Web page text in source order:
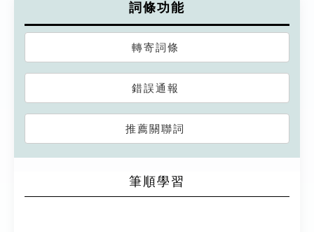
詞條功能
轉寄詞條
錯誤通報
推薦關聯詞
筆順學習